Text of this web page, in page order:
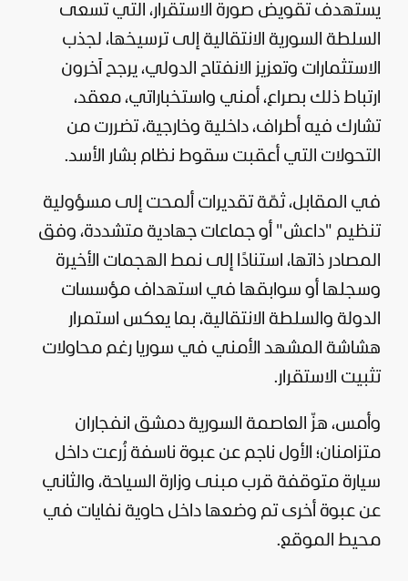
يستهدف تقويض صورة الاستقرار، التي تسعى
السلطة السورية الانتقالية إلى ترسيخها، لجذب
الاستثمارات وتعزيز الانفتاح الدولي، يرجح آخرون
ارتباط ذلك بصراع، أمني واستخباراتي، معقد،
تشارك فيه أطراف، داخلية وخارجية، تضررت من
التحولات التي أعقبت سقوط نظام بشار الأسد.
في المقابل، ثمّة تقديرات ألمحت إلى مسؤولية
تنظيم "داعش" أو جماعات جهادية متشددة، وفق
المصادر ذاتها، استنادًا إلى نمط الهجمات الأخيرة
وسجلها أو سوابقها في استهداف مؤسسات
الدولة والسلطة الانتقالية، بما يعكس استمرار
هشاشة المشهد الأمني في سوريا رغم محاولات
تثبيت الاستقرار.
وأمس، هزّ العاصمة السورية دمشق انفجاران
متزامنان؛ الأول ناجم عن عبوة ناسفة زُرعت داخل
سيارة متوقفة قرب مبنى وزارة السياحة، والثاني
عن عبوة أخرى تم وضعها داخل حاوية نفايات في
محيط الموقع.